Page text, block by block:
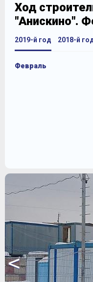
Ход
"Анискино".
2019-й год
Февраль
2018-й
<